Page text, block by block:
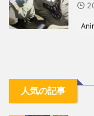
人気の記事